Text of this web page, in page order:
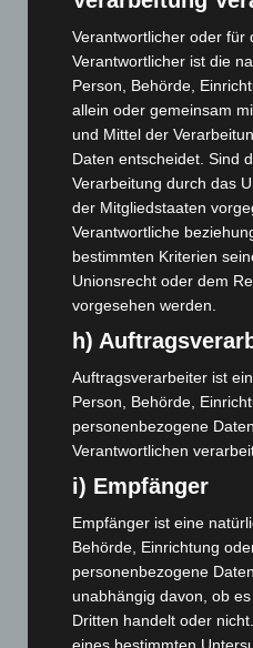
Juli 2026(73)
Juni 2026(139)
Mai 2026(99)
April 2026(99)
März 2026 (115)
Februar 2026(109)
Januar 2026(122)
Dezember 2025(103)
November 2025
(114)
Oktober 2025(112)
August 2025 (90)
Juli 2025(90)
Juni 2025(103)
Mai 2025(112)
April 2025(88)
(111)
Februar 2025(96)
Januar 2025 (88)
Verantwortlicher oder für
Verantwortlicher ist die
Person, Behörde,
allein oder gemeinsam
und Mittel der
Daten entscheidet. Sind
Verarbeitung durch das
der Mitgliedstaaten
Verantwortliche
bestimmten Kriterien
Unionsrecht oder dem
vorgesehen werden.
h)
Auftragsverarbeiter ist
Person, Behörde,
personenbezogene
Verantwortlichen
i) Empfänger
Empfänger ist eine
Behörde, Einrichtung
personenbezogene
unabhängig davon, ob
Dritten handelt oder